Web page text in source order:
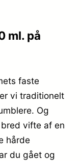
ml. på
faste
vi traditionelt
Og
vifte af en
hårde
du gået og